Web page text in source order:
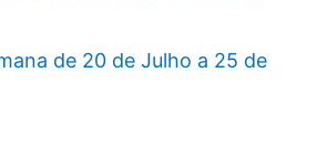
de 20 de Julho a 25 de